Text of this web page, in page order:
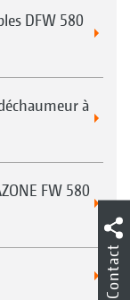
DFW 580
à
FW 580
Contact